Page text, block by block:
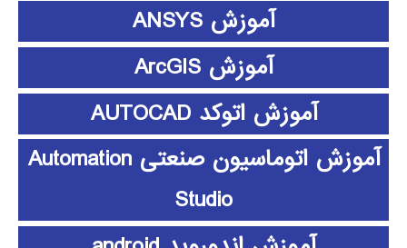
آموزش ANSYS
آموزش ArcGIS
آموزش اتوکد AUTOCAD
آموزش اتوماسیون صنعتی Automation
Studio